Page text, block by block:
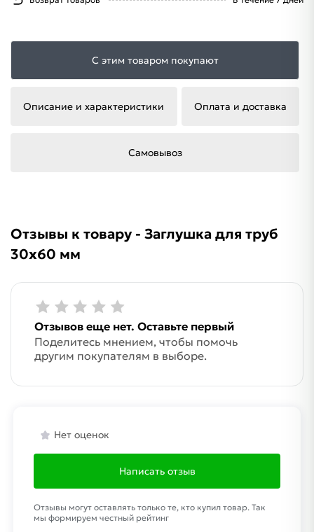
С этим товаром покупают
Описание и характеристики Оплата и доставка
Самовывоз
Отзывы к товару - Заглушка для труб
30х60 мм
Отзывов еще нет. Оставьте первый
Поделитесь мнением, чтобы помочь
другим покупателям в выборе.
Нет оценок
Написать отзыв
Отзывы могут оставлять только те, кто купил товар. Так
мы формируем честный рейтинг